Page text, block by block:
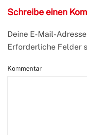
Schreibe einen
Deine E-Mail-
Erforderliche Felder
Kommentar